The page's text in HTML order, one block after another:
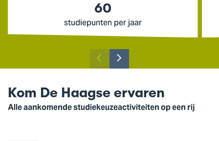
60
studiepunten per jaar
Toon
vorige
Toon
volgende
Kom De Haagse ervaren
Alle aankomende studiekeuzeactiviteiten op een rij